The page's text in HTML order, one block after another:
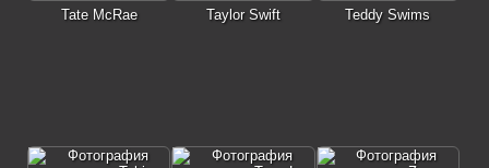
Tate McRae Taylor Swift Teddy Swims